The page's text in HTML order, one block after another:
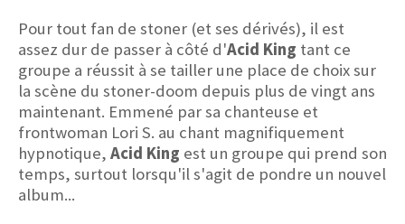
Pour tout fan de stoner (et ses dérivés), il est
assez dur de passer à côté d'Acid King tant ce
groupe a réussit à se tailler une place de choix sur
la scène du stoner-doom depuis plus de vingt ans
maintenant. Emmené par sa chanteuse et
frontwoman Lori S. au chant magnifiquement
hypnotique, Acid King est un groupe qui prend son
temps, surtout lorsqu'il s'agit de pondre un nouvel
album...